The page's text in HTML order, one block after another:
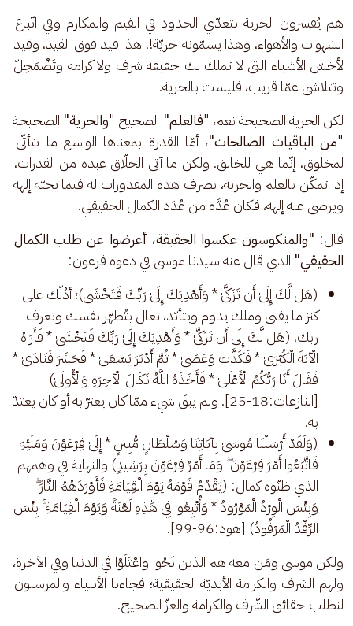
هم يُفسرون الحرية بتعدّي الحدود في القيم والمكارم وفي اتّباع
الشهوات والأهواء، وهذا يسمّونه حريّة!! هذا قيد فوق القيد، وقيد
لأخسّ الأشياء التي لا تملك لك حقيقة شرف ولا كرامة وتَضْمَحِلّ
وتتلاشى عمّا قريب، فليست بالحرية.
لكن الحرية الصحيحة نعم، "فالعلم" الصحيح "والحرية" الصحيحة
"من الباقيات الصالحات"، أمّا القدرة بمعناها الواسع ما تتأتّى
لمخلوق، إنّما هي للخالق. ولكن ما آتى الخلّاق عبده من القدرات،
إذا تمكّن بالعلم والحرية، بصرف هذه المقدورات له فيما يحبّه إلهه
ويرضى عنه إلهه، فكان عُدَّة من عُدَد الكمال الحقيقي.
قال: "والمنكوسون عكسوا الحقيقة، أعرضوا عن طلب الكمال
الحقيقي" الذي قال عنه سيدنا موسى في دعوة فرعون:
(هَل لَّكَ إِلَىٰ أَن تَزَكَّىٰ * وَأَهْدِيَكَ إِلَىٰ رَبِّكَ فَتَخْشَىٰ)؛ أدُلّك على
كنز ما يفنى وملك يدوم ويتأبّد، تعال بتُطهّر نفسك وتعرف
ربك، (هَل لَّكَ إِلَىٰ أَن تَزَكَّىٰ * وَأَهْدِيَكَ إِلَىٰ رَبِّكَ فَتَخْشَىٰ * فَأَرَاهُ
الْآيَةَ الْكُبْرَىٰ * فَكَذَّبَ وَعَصَىٰ * ثُمَّ أَدْبَرَ يَسْعَىٰ * فَحَشَرَ فَنَادَىٰ *
فَقَالَ أَنَا رَبُّكُمُ الْأَعْلَىٰ * فَأَخَذَهُ اللَّهُ نَكَالَ الْآخِرَةِ وَالْأُولَىٰ)
[النازعات:18-25]. ولم يبقَ شيء ممّا كان يغترّ به أو كان يعتدّ
به.
(وَلَقَدْ أَرْسَلْنَا مُوسَىٰ بِآيَاتِنَا وَسُلْطَانٍ مُّبِينٍ * إِلَىٰ فِرْعَوْنَ وَمَلَئِهِ
فَاتَّبَعُوا أَمْرَ فِرْعَوْنَ ۖ وَمَا أَمْرُ فِرْعَوْنَ بِرَشِيدٍ) والنهاية في وهمهم
الذي ظنّوه كمال: (يَقْدُمُ قَوْمَهُ يَوْمَ الْقِيَامَةِ فَأَوْرَدَهُمُ النَّارَ ۖ
وَبِئْسَ الْوِرْدُ الْمَوْرُودُ * وَأُتْبِعُوا فِي هَٰذِهِ لَعْنَةً وَيَوْمَ الْقِيَامَةِ ۚ بِئْسَ
الرِّفْدُ الْمَرْفُودُ) [هود:96-99].
ولكن موسى ومَن معه هم الذين نَجُوا واعْتَلَوْا في الدنيا وفي الآخرة،
ولهم الشرف والكرامة الأبديّة الحقيقية؛ فجاءنا الأنبياء والمرسلون
لنطلب حقائق الشّرف والكرامة والعزّ الصحيح.